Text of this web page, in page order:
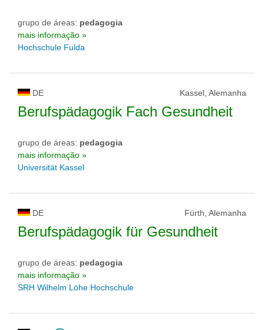
grupo de áreas: pedagogia
mais informação »
Hochschule Fulda
DE Kassel, Alemanha
Berufspädagogik Fach Gesundheit
grupo de áreas: pedagogia
mais informação »
Universität Kassel
DE Fürth, Alemanha
Berufspädagogik für Gesundheit
grupo de áreas: pedagogia
mais informação »
SRH Wilhelm Löhe Hochschule